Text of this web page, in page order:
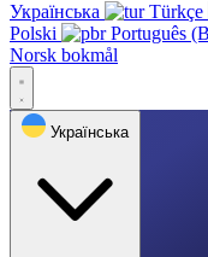
Українська
Türkçe
Polski
Português
Norsk bokmål
Українська